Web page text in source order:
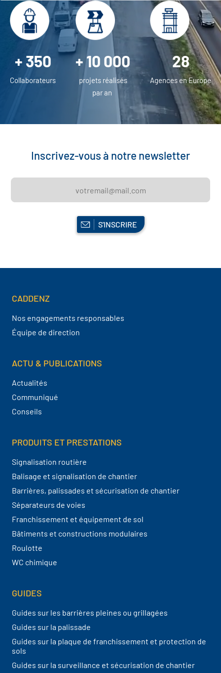
+ 350
Collaborateurs
+ 10 000
projets réalisés
par an
28
Agences en Europe
Inscrivez-vous à notre newsletter
S'INSCRIRE
Navigation pied de page
CADDENZ
Nos engagements responsables
Équipe de direction
ACTU & PUBLICATIONS
Actualités
Communiqué
Conseils
PRODUITS ET PRESTATIONS
Signalisation routière
Balisage et signalisation de chantier
Barrières, palissades et sécurisation de chantier
Séparateurs de voies
Franchissement et équipement de sol
Bâtiments et constructions modulaires
Roulotte
WC chimique
GUIDES
Guides sur les barrières pleines ou grillagées
Guides sur la palissade
Guides sur la plaque de franchissement et protection de
sols
Guides sur la surveillance et sécurisation de chantier